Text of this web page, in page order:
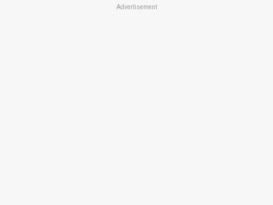
Advertisement